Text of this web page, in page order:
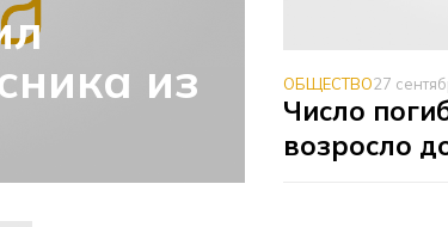
из
ОБЩЕСТВО27
Число
возросло